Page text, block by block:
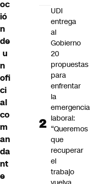
oc
ió
n
de
u
n
ofi
ci
al
co
m
an
da
nt
e
UDI
entrega
al
Gobierno
20
propuestas
para
enfrentar
la
emergencia
laboral:
“Queremos
que
recuperar
el
trabajo